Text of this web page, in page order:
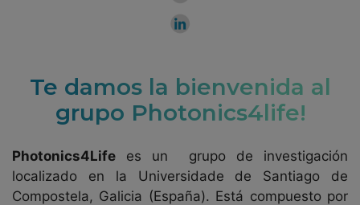
Te damos la bienvenida al
grupo Photonics4life!
Photonics4Life es un grupo de investigación
localizado en la Universidade de Santiago de
Compostela, Galicia (España). Está compuesto por